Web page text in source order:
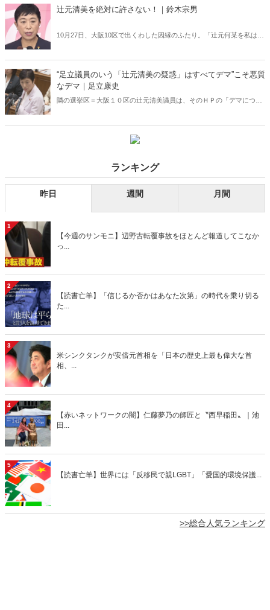
まで募っているという――。「大石あきこ」とは一体どういう政治家
なのか。
辻元清美を絶対に許さない！｜鈴木宗男
10月27日、大阪10区で出くわした因縁のふたり。「辻元何某を私は絶
「意味のない質問」「事実でない誹謗中傷」を繰り返した辻元氏の落
選は、当然の帰結だ。
“足立議員のいう「辻元清美の疑惑」はすべてデマ”こそ悪質
なデマ｜足立康史
隣の選挙区＝大阪１０区の辻元清美議員は、そのＨＰの「デマについ
ランキング
昨日 週間 月間
1
【今週のサンモニ】辺野古転覆事故をほとんど報道してこなか
っ...
2
【読書亡羊】「信じるか否かはあなた次第」の時代を乗り切る
た...
3
米シンクタンクが安倍元首相を「日本の歴史上最も偉大な首
相、...
4
【赤いネットワークの闇】仁藤夢乃の師匠と〝西早稲田〟｜池
田...
5
【読書亡羊】世界には「反移民で親LGBT」「愛国的環境保護...
>>総合人気ランキング